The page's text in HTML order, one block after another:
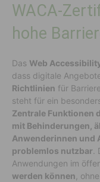
WACA-
hohe
Das Web
dass digitale
Richtlinien für
steht für ein
Zentrale Funktionen
mit Behinderungen,
Anwenderinnen und
problemlos nutzbar
Anwendungen im
werden können ,